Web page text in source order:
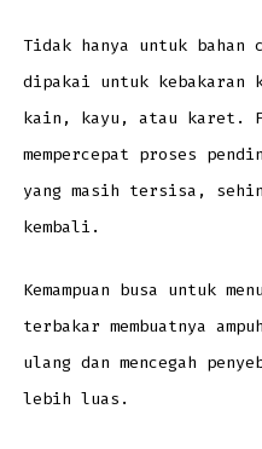
Tidak hanya untuk
dipakai untuk
kain, kayu, atau karet.
mempercepat proses
yang masih tersisa,
kembali.
Kemampuan busa untuk
terbakar membuatnya
ulang dan mencegah
lebih luas.